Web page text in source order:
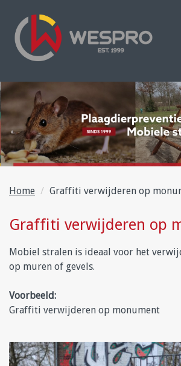
Home Graffiti verwijderen op
Graffiti verwijderen op
Mobiel stralen is ideaal voor het
op muren of gevels.
Voorbeeld:
Graffiti verwijderen op monument